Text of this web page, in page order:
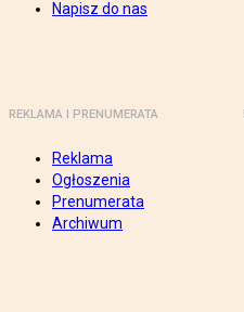
Napisz do nas
REKLAMA I PRENUMERATA
Reklama
Ogłoszenia
Prenumerata
Archiwum